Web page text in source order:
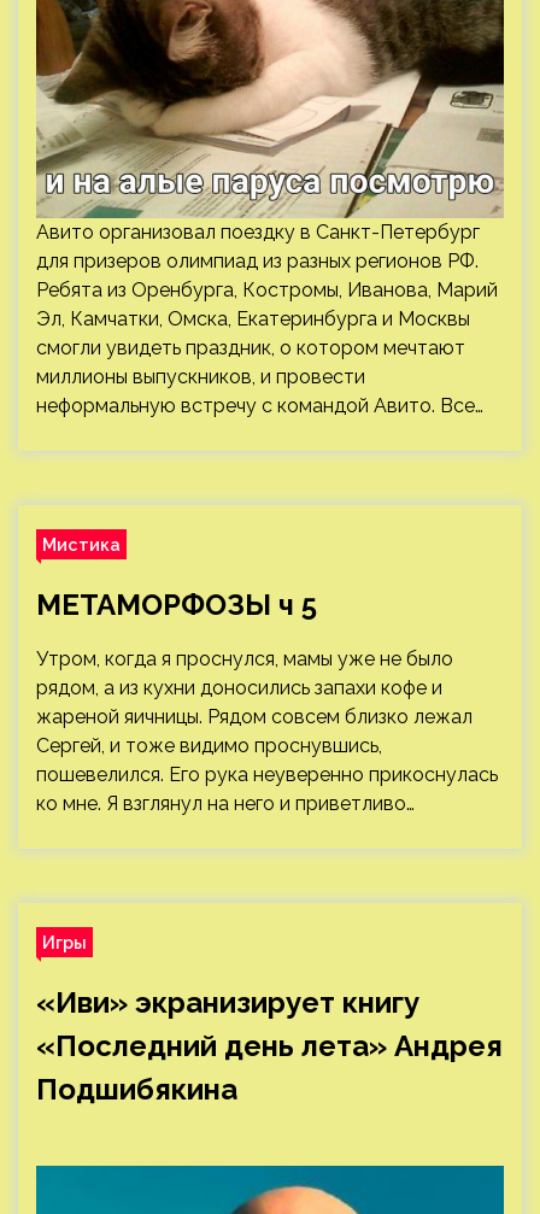
Авито организовал поездку в Санкт-Петербург
для призеров олимпиад из разных регионов РФ.
Ребята из Оренбурга, Костромы, Иванова, Марий
Эл, Камчатки, Омска, Екатеринбурга и Москвы
смогли увидеть праздник, о котором мечтают
миллионы выпускников, и провести
неформальную встречу с командой Авито. Все…
Мистика
МЕТАМОРФОЗЫ ч 5
Утром, когда я проснулся, мамы уже не было
рядом, а из кухни доносились запахи кофе и
жареной яичницы. Рядом совсем близко лежал
Сергей, и тоже видимо проснувшись,
пошевелился. Его рука неуверенно прикоснулась
ко мне. Я взглянул на него и приветливо…
Игры
«Иви» экранизирует книгу
«Последний день лета» Андрея
Подшибякина